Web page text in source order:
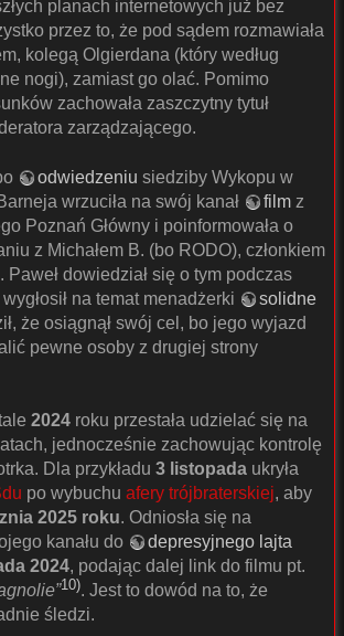
planach internetowych już bez
przez to, że pod sądem rozmawiała
kolegą Olgierdana (który według
nogi), zamiast go olać. Pomimo
zachowała zaszczytny tytuł
zarządzającego.
odwiedzeniu siedziby Wykopu w
wrzuciła na swój kanał
film z
Poznań Główny i poinformowała o
z Michałem B. (bo RODO), członkiem
Paweł dowiedział się o tym podczas
na temat menadżerki
solidne
że osiągnął swój cel, bo jego wyjazd
pewne osoby z drugiej strony
2024 roku przestała udzielać się na
jednocześnie zachowując kontrolę
Dla przykładu 3 listopada ukryła
po wybuchu afery trójbraterskiej, aby
2025 roku. Odniosła się na
kanału do
depresyjnego lajta
2024, podając dalej link do filmu pt.
10). Jest to dowód na to, że
śledzi.